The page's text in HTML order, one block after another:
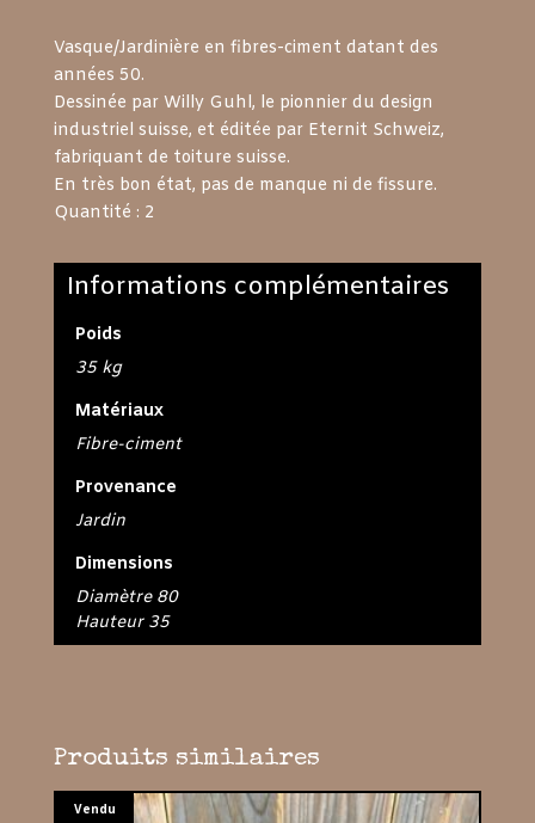
Vasque/Jardinière en fibres-ciment datant des
années 50.
Dessinée par Willy Guhl, le pionnier du design
industriel suisse, et éditée par Eternit Schweiz,
fabriquant de toiture suisse.
En très bon état, pas de manque ni de fissure.
Quantité : 2
Informations complémentaires
Poids
35 kg
Matériaux
Fibre-ciment
Provenance
Jardin
Dimensions
Diamètre 80
Hauteur 35
Produits similaires
Vendu